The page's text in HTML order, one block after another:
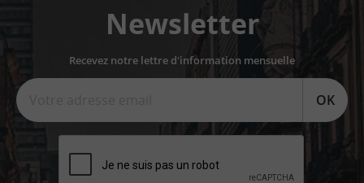
Newsletter
Recevez notre lettre d'information mensuelle
OK